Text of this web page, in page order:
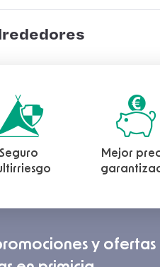
Seguro
Mejor
y ofertas